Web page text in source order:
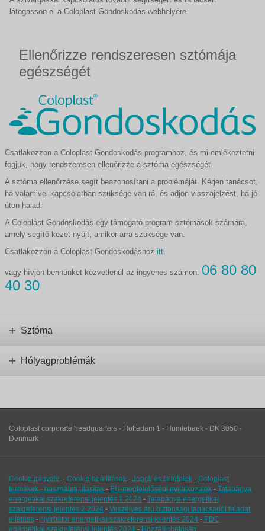
látogasson el a Coloplast Gondoskodás webhelyére
Ellenőrizze rendszeresen sztómája
egészségét
Csatlakozzon a Coloplast Gondoskodás programhoz, és mi emlékeztetni
fogjuk, hogy rendszeresen ellenőrizze a sztóma egészségét.
A sztóma ellenőrzése segít beazonosítani a problémáját. Kérjen tanácsot,
ha valamivel kapcsolatban szüksége van rá, és adjon visszajelzést, ha jó
úton halad.
A Coloplast Gondoskodás egy támogató program sztómások számára,
amely segítő kezet nyújt, amikor arra szüksége van.
Csatlakozzon a Coloplast Gondoskodáshoz itt.
vagy hívjon bennünket közvetlenül az ingyenes számon: 06 80 80
40 30
Sztóma
Hólyagproblémák
Coloplast corporate headquarters - Holtedam 1 - Humlebaek - DK 3050 -
Denmark
Cookie irányelv - Cookie beállítások - Jogok és feltételek - Coloplast
termékek - használati utasítás - EU-megfelelőségi nyilatkozatok - Tatabánya
energetikai szakreferensi jelentés 1 2024 - Tatabánya energetikai
szakreferensi jelentés 2 2024 - Veszélyes árú biztonsági tanácsadói feladat
ellátása - Nyírbátor energetikai szakreferensi jelentés 2024 - PDC
energetikai szakreferensi jelentés 2024 - Hozzáférhetőség